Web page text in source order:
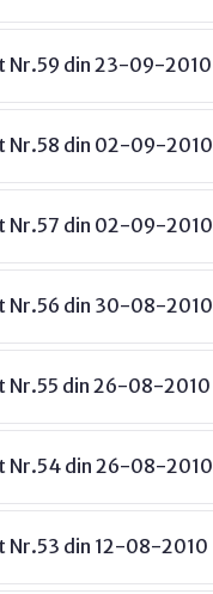
Nr.59 din 23-09-2010
Nr.58 din 02-09-2010
Nr.57 din 02-09-2010
Nr.56 din 30-08-2010
Nr.55 din 26-08-2010
Nr.54 din 26-08-2010
Nr.53 din 12-08-2010